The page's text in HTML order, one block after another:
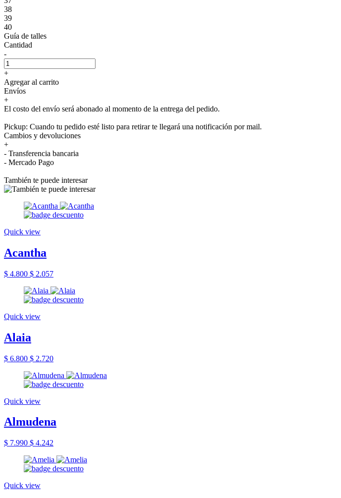
38
39
40
Guía de talles
Cantidad
-
+
Agregar al carrito
Envíos
+
El costo del envío será abonado al momento de la entrega del pedido.
Pickup: Cuando tu pedido esté listo para retirar te llegará una notificación por mail.
Cambios y devoluciones
+
- Transferencia bancaria
- Mercado Pago
También te puede interesar
Quick view
Acantha
$ 4.800 $ 2.057
Quick view
Alaia
$ 6.800 $ 2.720
Quick view
Almudena
$ 7.990 $ 4.242
Quick view